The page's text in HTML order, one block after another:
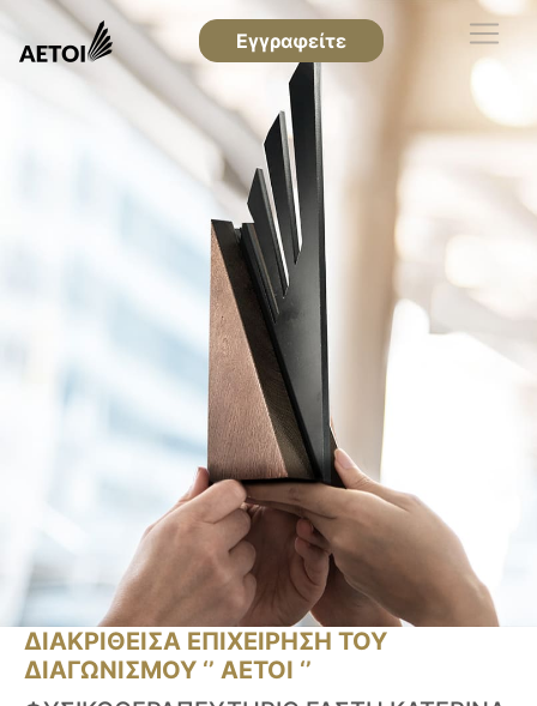
Εγγραφείτε
ΔΙΑΚΡΙΘΕΙΣΑ ΕΠΙΧΕΙΡΗΣΗ ΤΟΥ
ΔΙΑΓΩΝΙΣΜΟΥ ‘’ ΑΕΤΟΙ ‘’